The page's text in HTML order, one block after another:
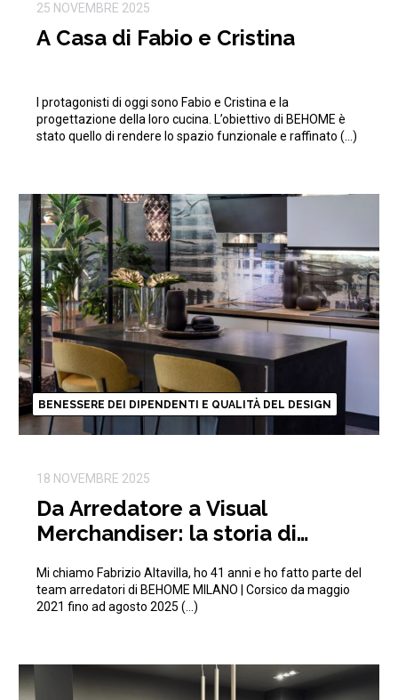
25 NOVEMBRE 2025
A Casa di Fabio e Cristina
I protagonisti di oggi sono Fabio e Cristina e la
progettazione della loro cucina. L’obiettivo di BEHOME è
stato quello di rendere lo spazio funzionale e raffinato (…)
BENESSERE DEI DIPENDENTI E QUALITÀ DEL DESIGN
18 NOVEMBRE 2025
Da Arredatore a Visual
Merchandiser: la storia di
Mi chiamo Fabrizio Altavilla, ho 41 anni e ho fatto parte del
team arredatori di BEHOME MILANO | Corsico da maggio
2021 fino ad agosto 2025 (…)